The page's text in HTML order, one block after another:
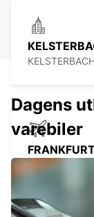
FRANKFURT
Dagens
varebiler